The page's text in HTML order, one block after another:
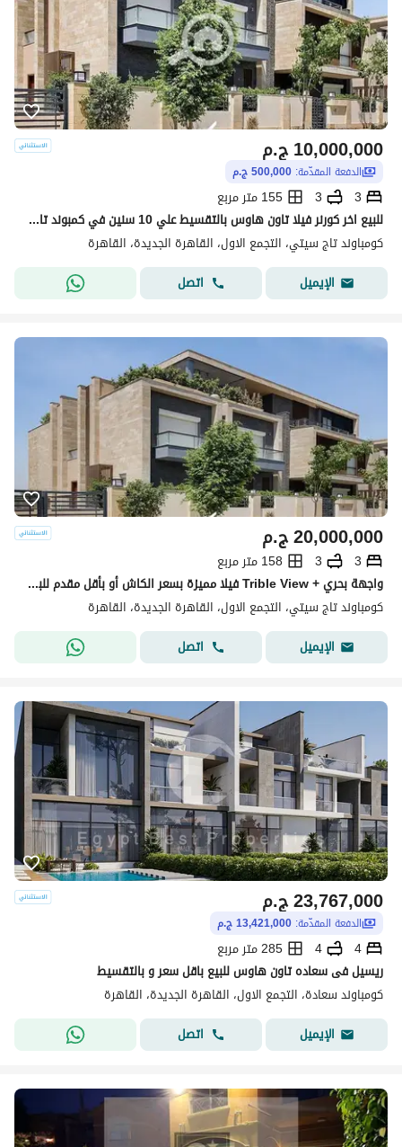
ج.م10,000,000
الدفعة المقدّمة: 500,000 ج.م
3
3
155 متر مربع
للبيع اخر كورنر فيلا تاون هاوس بالتقسيط علي 10 سنين في كمبوند تاج سيتي For sale: Last corner townhouse in Taj City compound
كومباوند تاج سيتي، التجمع الاول، القاهرة الجديدة، القاهرة
الإيميل
اتصل
ج.م20,000,000
3
3
158 متر مربع
واجهة بحري + Trible View فيلا مميزة بسعر الكاش أو بأقل مقدم للبيع في تاج سيتي التجمع الأول بجوار جاردينيا ودقائق من شيراتون Taj City New Cairo
كومباوند تاج سيتي، التجمع الاول، القاهرة الجديدة، القاهرة
الإيميل
اتصل
ج.م23,767,000
الدفعة المقدّمة: 13,421,000 ج.م
4
4
285 متر مربع
ريسيل فى سعاده تاون هاوس للبيع باقل سعر و بالتقسيط
كومباوند سعادة، التجمع الاول، القاهرة الجديدة، القاهرة
الإيميل
اتصل